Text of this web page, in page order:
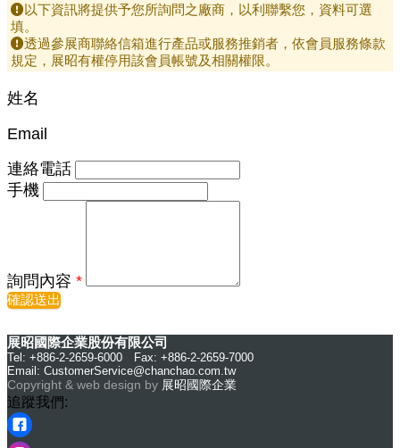
以下資訊將提供予您所詢問之廠商，以利聯繫您，資料可選
填。
透過參展商聯絡信箱進行產品或服務推銷者，依會員服務條款
規定，展昭有權停用該會員帳號及相關權限。
姓名
Email
連絡電話
手機
詢問內容 *
確認送出
展昭國際企業股份有限公司
Tel: +886-2-2659-6000 Fax: +886-2-2659-7000
Email: CustomerService@chanchao.com.tw
Copyright & web design by 展昭國際企業
追蹤我們: